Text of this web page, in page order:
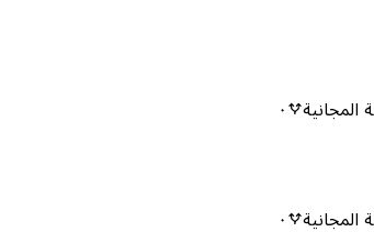
المجانية ٠
المجانية ٠